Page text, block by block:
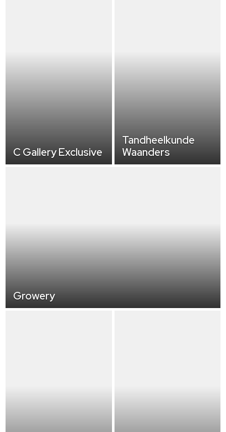
C Gallery Exclusive
Growery
Tandheelkunde
Waanders